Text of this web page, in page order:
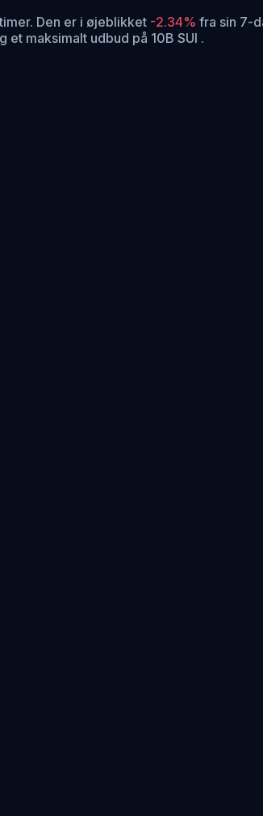
Den er i øjeblikket -2.34% fra sin 7-
et maksimalt udbud på 10B SUI .